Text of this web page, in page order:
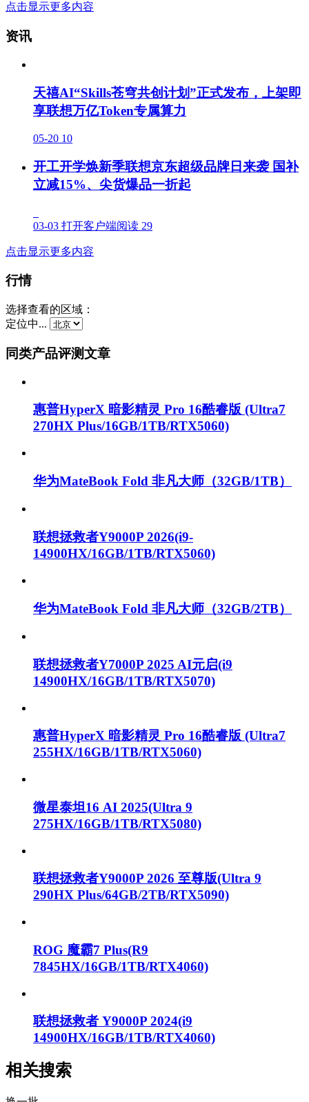
点击显示更多内容
资讯
天禧AI“Skills苍穹共创计划”正式发布，上架即
享联想万亿Token专属算力
05-20 10
开工开学焕新季联想京东超级品牌日来袭 国补
立减15%、尖货爆品一折起
03-03 打开客户端阅读 29
点击显示更多内容
行情
选择查看的区域：
定位中...
同类产品评测文章
惠普HyperX 暗影精灵 Pro 16酷睿版 (Ultra7
270HX Plus/16GB/1TB/RTX5060)
华为MateBook Fold 非凡大师（32GB/1TB）
联想拯救者Y9000P 2026(i9-
14900HX/16GB/1TB/RTX5060)
华为MateBook Fold 非凡大师（32GB/2TB）
联想拯救者Y7000P 2025 AI元启(i9
14900HX/16GB/1TB/RTX5070)
惠普HyperX 暗影精灵 Pro 16酷睿版 (Ultra7
255HX/16GB/1TB/RTX5060)
微星泰坦16 AI 2025(Ultra 9
275HX/16GB/1TB/RTX5080)
联想拯救者Y9000P 2026 至尊版(Ultra 9
290HX Plus/64GB/2TB/RTX5090)
ROG 魔霸7 Plus(R9
7845HX/16GB/1TB/RTX4060)
联想拯救者 Y9000P 2024(i9
14900HX/16GB/1TB/RTX4060)
相关搜索